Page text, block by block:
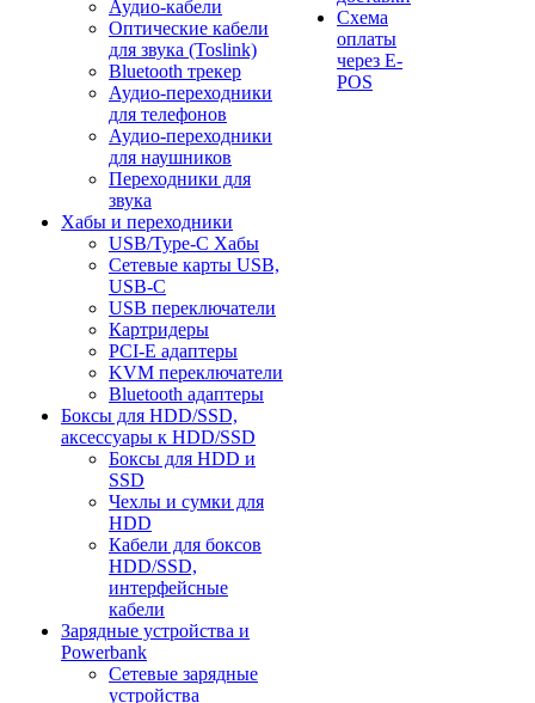
Аудио-кабели
Оптические кабели
для звука (Toslink)
Bluetooth трекер
Аудио-переходники
для телефонов
Аудио-переходники
для наушников
Переходники для
звука
Хабы и переходники
USB/Type-C Хабы
Сетевые карты USB,
USB-C
USB переключатели
Картридеры
PCI-E адаптеры
KVM переключатели
Bluetooth адаптеры
Боксы для HDD/SSD,
аксессуары к HDD/SSD
Боксы для HDD и
SSD
Чехлы и сумки для
HDD
Кабели для боксов
HDD/SSD,
интерфейсные
кабели
Зарядные устройства и
Powerbank
Сетевые зарядные
устройства
Схема
оплаты
через E-
POS